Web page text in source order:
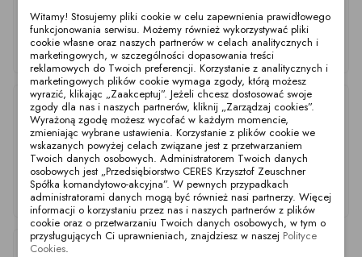
Uszczelka TC DN65
DIN SIL-L
Uszczelka TC DN15
DIN SIL-L
Uszczelka TC DN25
Uszczelka TC DN10
DIN SIL-L
Uszczelka TC DN40
DIN SIL-L
Uszczelka TC DN80
DIN SIL-L
Witamy! Stosujemy pliki cookie w celu zapewnienia prawidłowego
funkcjonowania serwisu. Możemy również wykorzystywać pliki
cookie własne oraz naszych partnerów w celach analitycznych i
marketingowych, w szczególności dopasowania treści
reklamowych do Twoich preferencji. Korzystanie z analitycznych i
marketingowych plików cookie wymaga zgody, którą możesz
wyrazić, klikając „Zaakceptuj”. Jeżeli chcesz dostosować swoje
zgody dla nas i naszych partnerów, kliknij „Zarządzaj cookies”.
Wyrażoną zgodę możesz wycofać w każdym momencie,
zmieniając wybrane ustawienia. Korzystanie z plików cookie we
wskazanych powyżej celach związane jest z przetwarzaniem
Twoich danych osobowych. Administratorem Twoich danych
osobowych jest „Przedsiębiorstwo CERES Krzysztof Zeuschner
Spółka komandytowo-akcyjna”. W pewnych przypadkach
administratorami danych mogą być również nasi partnerzy. Więcej
informacji o korzystaniu przez nas i naszych partnerów z plików
cookie oraz o przetwarzaniu Twoich danych osobowych, w tym o
przysługujących Ci uprawnieniach, znajdziesz w naszej Polityce
Cookies.